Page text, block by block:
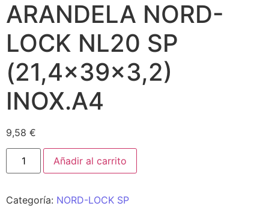
ARANDELA NORD-
LOCK NL20 SP
(21,4x39x3,2)
INOX.A4
9,58 €
Añadir al carrito
Categoría: NORD-LOCK SP